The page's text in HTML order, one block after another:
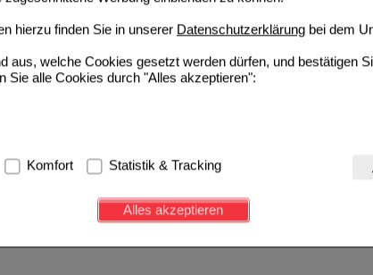
hierzu finden Sie in unserer Datenschutzerklärung bei dem
aus, welche Cookies gesetzt werden dürfen, und bestätigen
Sie alle Cookies durch "Alles akzeptieren":
handelt es sich um Cookies, die für die Grundfunktionen
Warenkorb, Kundenkonto), weshalb auf diese nicht
genutzt um das Einkaufserlebnis noch ansprechender zu
des Besuchers oder unsere Seite an bevorzugte
Partnerprogramm zu betreiben.
Komfort Statistik & Tracking
Alles akzeptieren